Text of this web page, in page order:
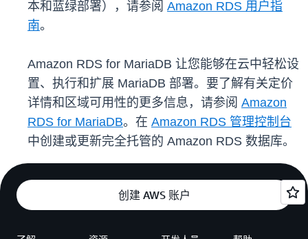
本和蓝绿部署），请参阅 Amazon RDS 用户指
南。
Amazon RDS for MariaDB 让您能够在云中轻松设
置、执行和扩展 MariaDB 部署。要了解有关定价
详情和区域可用性的更多信息，请参阅 Amazon
RDS for MariaDB。在 Amazon RDS 管理控制台
中创建或更新完全托管的 Amazon RDS 数据库。
创建 AWS 账户